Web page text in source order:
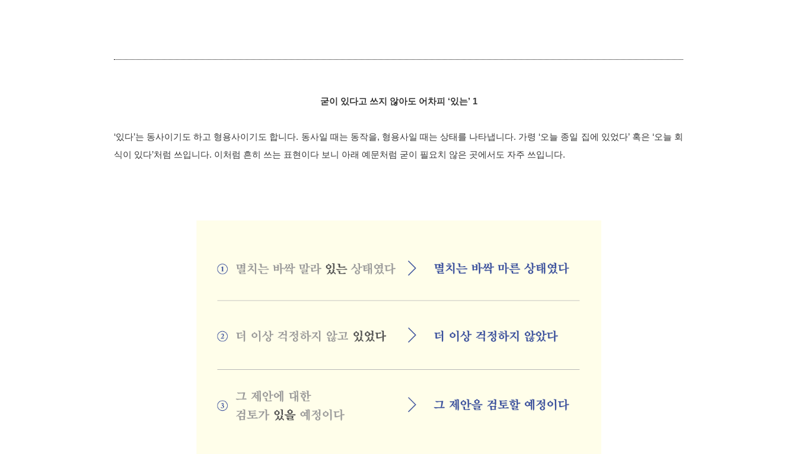
굳이 있다고 쓰지 않아도 어차피 ‘있는’ 1
‘있다’는 동사이기도 하고 형용사이기도 합니다. 동사일 때는 동작을, 형용사일 때는 상태를 나타냅니다. 가령 ‘오늘 종일 집에 있었다’ 혹은 ‘오늘 회
식이 있다’처럼 쓰입니다. 이처럼 흔히 쓰는 표현이다 보니 아래 예문처럼 굳이 필요치 않은 곳에서도 자주 쓰입니다.